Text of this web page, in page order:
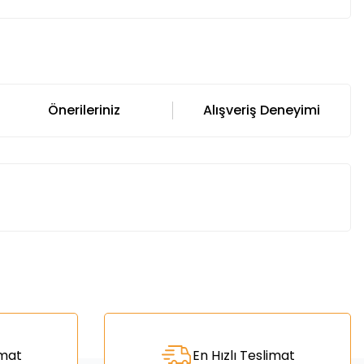
Önerileriniz Alışveriş Deneyimi
En Hızlı Teslimat